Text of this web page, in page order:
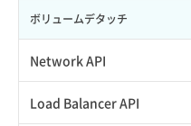
ボリュームデタッチ
Network API
QoSポリシー一覧取得
Load Balancer API